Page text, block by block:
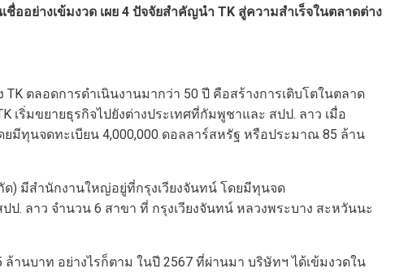
ออย่างเข้มงวด เผย 4 ปัจจัยสำคัญนำ TK สู่ความสำเร็จในตลาดต่าง
ตลอดการดำเนินงานมากว่า 50 ปี คือสร้างการเติบโตในตลาด
ริ่มขยายธุรกิจไปยังต่างประเทศที่กัมพูชาและ สปป. ลาว เมื่อ
มีทุนจดทะเบียน 4,000,000 ดอลลาร์สหรัฐ หรือประมาณ 85 ล้าน
ด) มีสำนักงานใหญ่อยู่ที่กรุงเวียงจันทน์ โดยมีทุนจด
. ลาว จำนวน 6 สาขา ที่ กรุงเวียงจันทน์ หลวงพระบาง สะหวันนะ
านบาท อย่างไรก็ตาม ในปี 2567 ที่ผ่านมา บริษัทฯ ได้เข้มงวดใน